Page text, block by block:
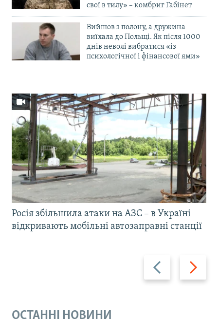
свої в тилу» – комбриг Габінет
Вийшов з полону, а дружина
виїхала до Польщі. Як після 1000
днів неволі вибратися «із
психологічної і фінансової ями»
Назад Вперед
Росія збільшила атаки на АЗС – в Україні
відкривають мобільні автозаправні станції
ОСТАННІ НОВИНИ